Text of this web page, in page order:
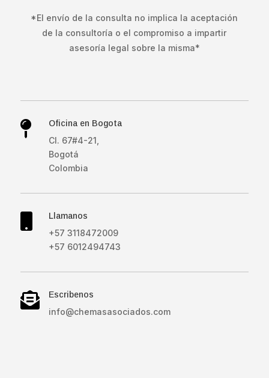
*El envío de la consulta no implica la aceptación
de la consultoría o el compromiso a impartir
asesoría legal sobre la misma*
 Oficina en Bogota
Cl. 67#4-21,
Bogotá
Colombia
Llamanos
+57 3118472009
+57 6012494743
 Escribenos
info@chemasasociados.com